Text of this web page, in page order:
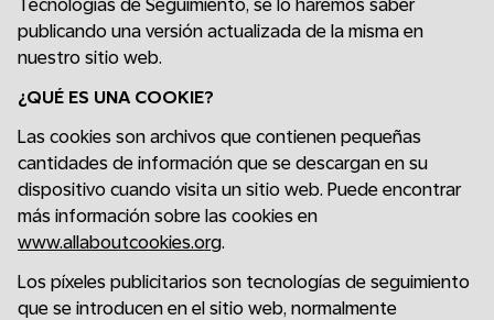
Tecnologías de Seguimiento, se lo haremos saber
publicando una versión actualizada de la misma en
nuestro sitio web.
¿QUÉ ES UNA COOKIE?
Las cookies son archivos que contienen pequeñas
cantidades de información que se descargan en su
dispositivo cuando visita un sitio web. Puede encontrar
más información sobre las cookies en
www.allaboutcookies.org.
Los píxeles publicitarios son tecnologías de seguimiento
que se introducen en el sitio web, normalmente